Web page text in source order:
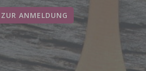
ZUR ANMELDUNG